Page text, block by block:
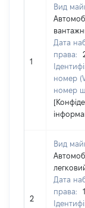
1
Вид
Дата
права:
номер
номер
2
Вид
Дата
права: